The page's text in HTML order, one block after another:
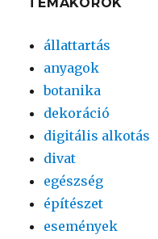
állattartás
anyagok
botanika
dekoráció
digitális alkotás
divat
egészség
építészet
események